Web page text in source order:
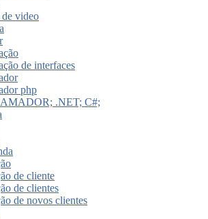
video
de interfaces
php
.NET; C#;
de cliente
de clientes
de novos clientes